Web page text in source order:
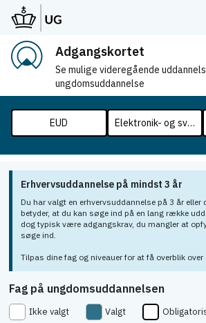
Adgangskortet
Se mulige videregående
ungdomsuddannelse
EUD Elektronik- og
Erhvervsuddannelse på mindst 3 år
Du har valgt en erhvervsuddannelse på 3 år eller
betyder, at du kan søge ind på en lang række
dog typisk være adgangskrav, du mangler at
søge ind.
Tilpas dine fag og niveauer for at få overblik over
Fag på ungdomsuddannelsen
Ikke valgt Valgt